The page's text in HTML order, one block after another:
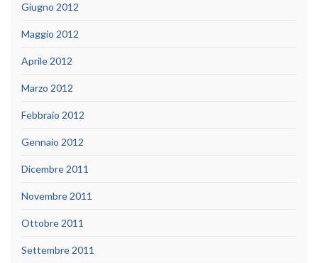
Giugno 2012
Maggio 2012
Aprile 2012
Marzo 2012
Febbraio 2012
Gennaio 2012
Dicembre 2011
Novembre 2011
Ottobre 2011
Settembre 2011